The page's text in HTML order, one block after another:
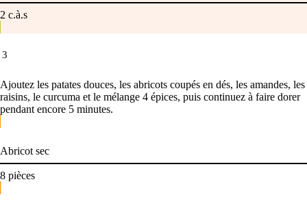
2 c.à.s
3
Ajoutez les patates douces, les abricots coupés en dés, les amandes, les
raisins, le curcuma et le mélange 4 épices, puis continuez à faire dorer
pendant encore 5 minutes.
Abricot sec
8 pièces